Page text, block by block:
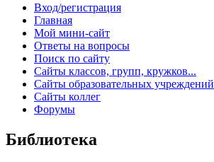
Вход/регистрация
Главная
Мой мини-сайт
Ответы на вопросы
Поиск по сайту
Сайты классов, групп, кружков...
Сайты образовательных учреждений
Сайты коллег
Форумы
Библиотека